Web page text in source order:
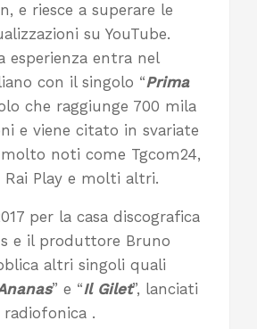
e riesce a superare le
su YouTube.
esperienza entra nel
con il singolo “Prima
che raggiunge 700 mila
e viene citato in svariate
noti come Tgcom24,
Rai Play e molti altri.
per la casa discografica
e il produttore Bruno
altri singoli quali
” e “Il Gilet”, lanciati
.